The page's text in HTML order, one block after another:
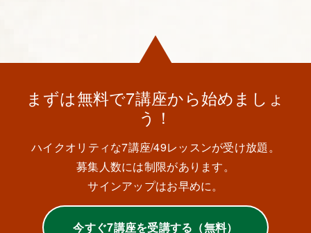
まずは無料で7講座から始めましょ
う！
ハイクオリティな7講座/49レッスンが受け放題。
募集人数には制限があります。
サインアップはお早めに。
今すぐ7講座を受講する（無料）